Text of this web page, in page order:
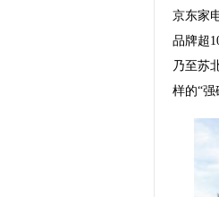
京东家
品牌超
乃至苏
样的“强